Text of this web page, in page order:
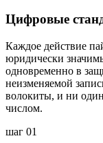
Цифровые
Каждое действие
юридически
одновременно в
неизменяемой
волокиты, и ни
числом.
шаг 01